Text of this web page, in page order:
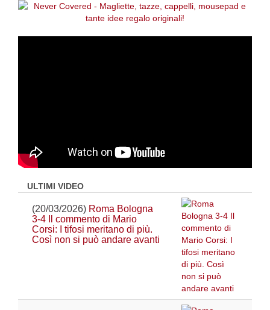
ULTIMI VIDEO
(20/03/2026) Roma Bologna
3-4 Il commento di Mario
Corsi: I tifosi meritano di più.
Così non si può andare avanti